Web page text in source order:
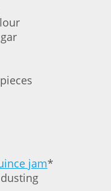
jam*